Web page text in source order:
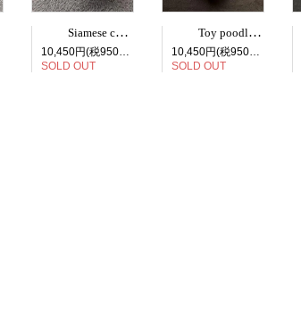
Siamese cat face bag charm
10,450円(税950円)
SOLD OUT
Toy poodle face bag charm
10,450円(税950円)
SOLD OUT